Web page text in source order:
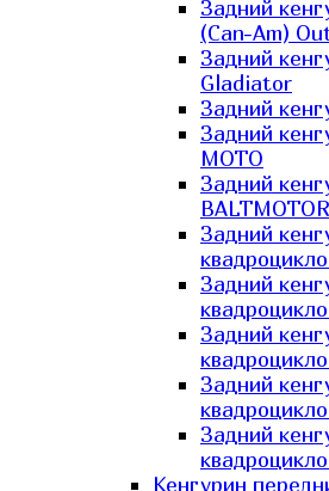
Задний
(Can-Am)
Задний
Gladiator
Задний
Задний
MOTO
Задний
Задний
Задний
Задний
Задний
Задний
Кенгурин